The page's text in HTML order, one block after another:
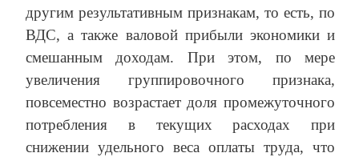
другим результативным признакам, то есть, по
ВДС, а также валовой прибыли экономики и
смешанным доходам. При этом, по мере
увеличения группировочного признака,
повсеместно возрастает доля промежуточного
потребления в текущих расходах при
снижении удельного веса оплаты труда, что